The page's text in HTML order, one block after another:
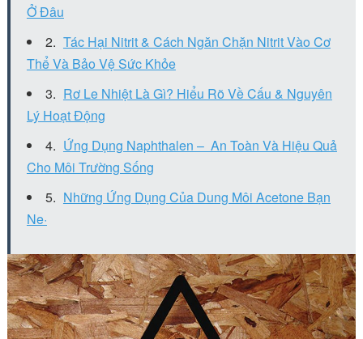
Ở Đâu
Tác Hại Nitrit & Cách Ngăn Chặn Nitrit Vào Cơ
Thể Và Bảo Vệ Sức Khỏe
Rơ Le Nhiệt Là Gì? Hiểu Rõ Về Cấu & Nguyên
Lý Hoạt Động
Ứng Dụng Naphthalen – An Toàn Và Hiệu Quả
Cho Môi Trường Sống
Những Ứng Dụng Của Dung Môi Acetone Bạn
Ne·